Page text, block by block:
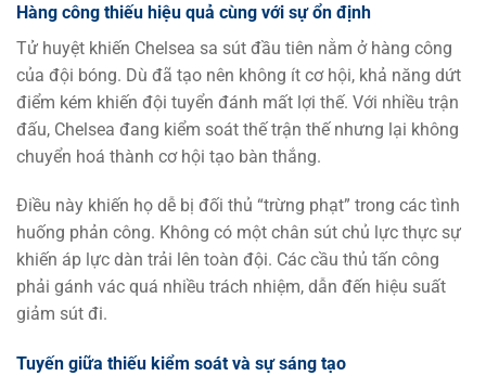
Hàng công thiếu hiệu quả cùng với sự ổn định
Tử huyệt khiến Chelsea sa sút đầu tiên nằm ở hàng công
của đội bóng. Dù đã tạo nên không ít cơ hội, khả năng dứt
điểm kém khiến đội tuyển đánh mất lợi thế. Với nhiều trận
đấu, Chelsea đang kiểm soát thế trận thế nhưng lại không
chuyển hoá thành cơ hội tạo bàn thắng.
Điều này khiến họ dễ bị đối thủ “trừng phạt” trong các tình
huống phản công. Không có một chân sút chủ lực thực sự
khiến áp lực dàn trải lên toàn đội. Các cầu thủ tấn công
phải gánh vác quá nhiều trách nhiệm, dẫn đến hiệu suất
giảm sút đi.
Tuyến giữa thiếu kiểm soát và sự sáng tạo